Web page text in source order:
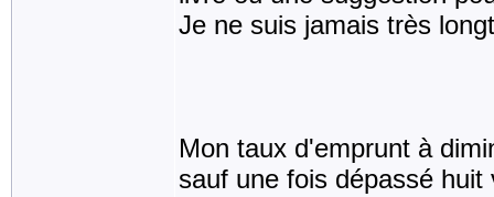
Je ne suis jamais très
Mon taux d'emprunt à
sauf une fois dépassé